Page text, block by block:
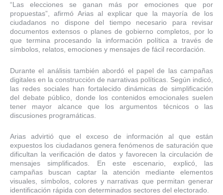
“Las elecciones se ganan más por emociones que por
propuestas”, afirmó Arias al explicar que la mayoría de los
ciudadanos no dispone del tiempo necesario para revisar
documentos extensos o planes de gobierno completos, por lo
que termina procesando la información política a través de
símbolos, relatos, emociones y mensajes de fácil recordación.
Durante el análisis también abordó el papel de las campañas
digitales en la construcción de narrativas políticas. Según indicó,
las redes sociales han fortalecido dinámicas de simplificación
del debate público, donde los contenidos emocionales suelen
tener mayor alcance que los argumentos técnicos o las
discusiones programáticas.
Arias advirtió que el exceso de información al que están
expuestos los ciudadanos genera fenómenos de saturación que
dificultan la verificación de datos y favorecen la circulación de
mensajes simplificados. En este escenario, explicó, las
campañas buscan captar la atención mediante elementos
visuales, símbolos, colores y narrativas que permitan generar
identificación rápida con determinados sectores del electorado.